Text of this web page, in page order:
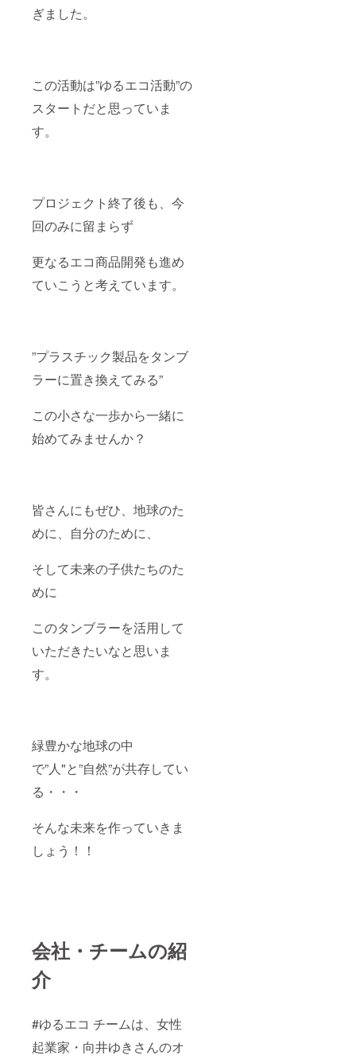
ぎました。
この活動は”ゆるエコ活動”の
スタートだと思っていま
す。
プロジェクト終了後も、今
回のみに留まらず
更なるエコ商品開発も進め
ていこうと考えています。
”プラスチック製品をタンブ
ラーに置き換えてみる”
この小さな一歩から一緒に
始めてみませんか？
皆さんにもぜひ、地球のた
めに、自分のために、
そして未来の子供たちのた
めに
このタンブラーを活用して
いただきたいなと思いま
す。
緑豊かな地球の中
で”人"と”自然”が共存してい
る・・・
そんな未来を作っていきま
しょう！！
会社・チームの紹
介
#ゆるエコ チームは、女性
起業家・向井ゆきさんのオ